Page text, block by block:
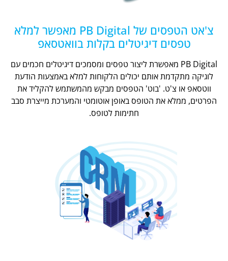
צ'אט הטפסים של PB Digital מאפשר למלא
טפסים דיגיטלים בקלות בוואטסאפ
PB Digital מאפשרת ליצור טפסים ומסמכים דיגיטלים חכמים עם
לוגיקה מתקדמת אותם יכולים הלקוחות למלא באמצעות הודעת
ווטסאפ או צ'ט. 'בוט' הטפסים מבקש מהמשתמש להקליד את
הפרטים, ממלא את הטופס באופן אוטומטי והמערכת מייצרת סבב
חתימות לטופס.